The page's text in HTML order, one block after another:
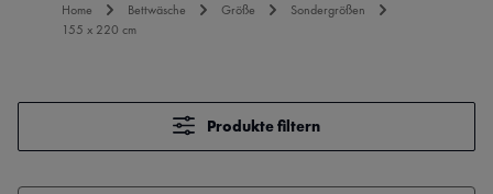
Home Bettwäsche Größe
Sondergrößen
155 x 220 cm
Produkte filtern